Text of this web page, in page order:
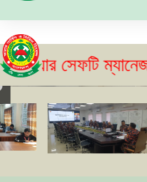
সেফটি ম্যানেজার